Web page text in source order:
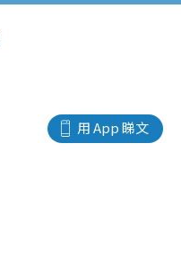
用 App 睇文